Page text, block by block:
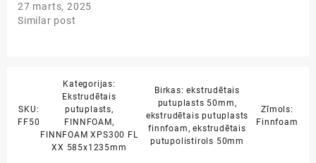
27 marts, 2025
Similar post
SKU:
FF50
Kategorijas:
Ekstrudētais
putuplasts,
FINNFOAM,
FINNFOAM XPS300 FL
XX 585x1235mm
Birkas:ekstrudētais
putuplasts 50mm,
ekstrudētais putuplasts
finnfoam,ekstrudētais
putupolistirols 50mm
Zīmols:
Finnfoam